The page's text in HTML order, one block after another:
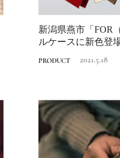
新潟県燕市「FOR
ルケースに新色登
PRODUCT 2021.5.18